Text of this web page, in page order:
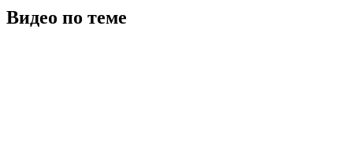
Видео по теме